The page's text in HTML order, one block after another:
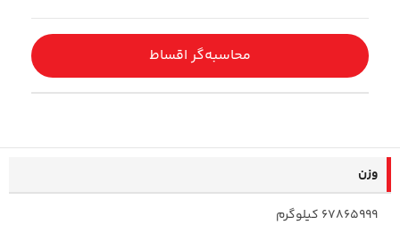
محاسبه‌گر اقساط
وزن
67865999 کیلوگرم